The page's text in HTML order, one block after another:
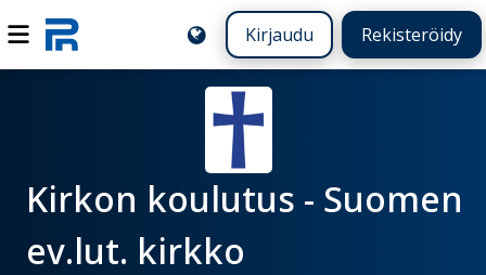
Kirjaudu Rekisteröidy
Kirkon koulutus - Suomen
ev.lut. kirkko